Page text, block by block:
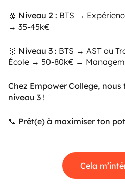
🥈 Niveau 2 : BTS →
→ 35-45k€
🥇 Niveau 3 : BTS → AST ou
École → 50-80k€ →
Chez Empower College,
niveau 3 !
📞 Prêt(e) à maximiser ton
Cela